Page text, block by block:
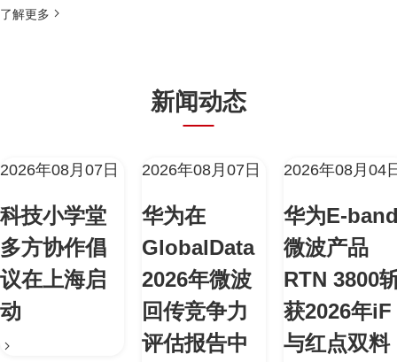
了解更多
新闻动态
2026年08月07日
科技小学堂
多方协作倡
议在上海启
动
2026年08月07日
华为在
GlobalData
2026年微波
回传竞争力
评估报告中
2026年08月04
华为E-
微波产品
RTN 3800
获2026年iF
与红点双料